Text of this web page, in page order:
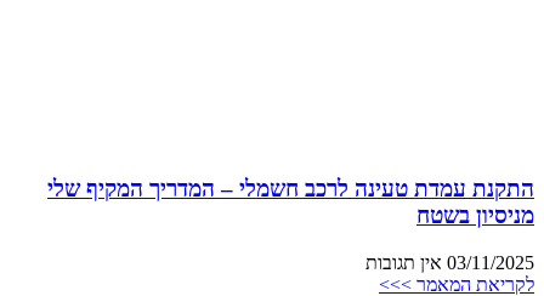
התקנת עמדת טעינה לרכב חשמלי – המדריך המקיף שלי
מניסיון בשטח
03/11/2025 אין תגובות
לקריאת המאמר >>>